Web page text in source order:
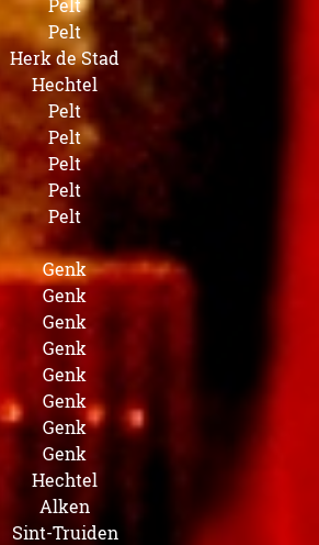
Pelt
Pelt
Herk de Stad
Hechtel
Pelt
Pelt
Pelt
Pelt
Pelt
Genk
Genk
Genk
Genk
Genk
Genk
Genk
Genk
Hechtel
Alken
Sint-Truiden